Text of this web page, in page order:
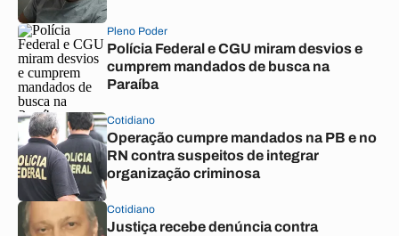
Pleno Poder
Polícia Federal e CGU miram desvios e
cumprem mandados de busca na
Paraíba
Cotidiano
Operação cumpre mandados na PB e no
RN contra suspeitos de integrar
organização criminosa
Cotidiano
Justiça recebe denúncia contra